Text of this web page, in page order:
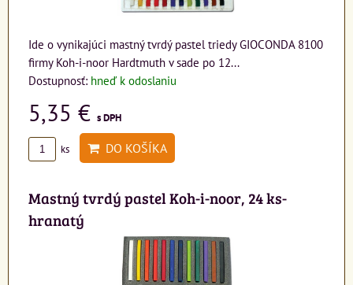
Ide o vynikajúci mastný tvrdý pastel triedy GIOCONDA 8100
firmy Koh-i-noor Hardtmuth v sade po 12...
Dostupnosť: hneď k odoslaniu
5,35 € s DPH
ks DO KOŠÍKA
Mastný tvrdý pastel Koh-i-noor, 24 ks-
hranatý